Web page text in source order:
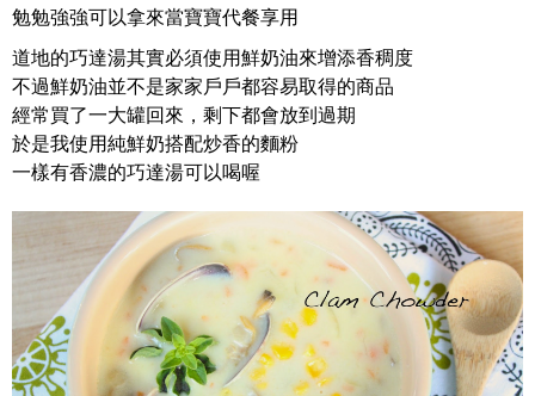
勉勉強強可以拿來當寶寶代餐享用
道地的巧達湯其實必須使用鮮奶油來增添香稠度
不過鮮奶油並不是家家戶戶都容易取得的商品
經常買了一大罐回來，剩下都會放到過期
於是我使用純鮮奶搭配炒香的麵粉
一樣有香濃的巧達湯可以喝喔